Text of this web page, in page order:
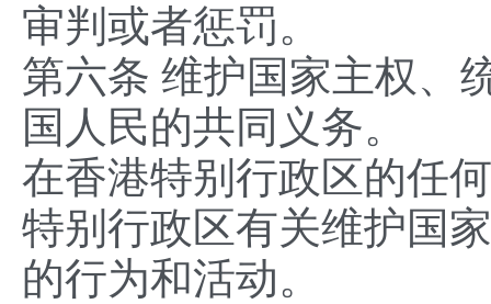
审判或者惩罚。
第六条 维护国家主权、
国人民的共同义务。
在香港特别行政区的任
特别行政区有关维护国
的行为和活动。